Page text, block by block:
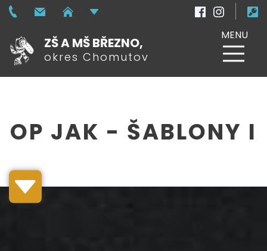
ZŠ A MŠ BŘEZNO,
okres Chomutov
MENU
OP JAK - ŠABLONY I